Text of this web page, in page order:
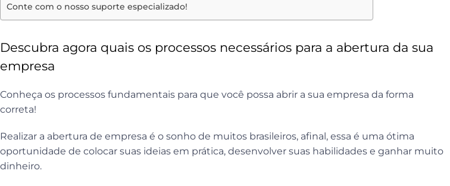
Conte com o nosso suporte especializado!
Descubra agora quais os processos necessários para a abertura da sua
empresa
Conheça os processos fundamentais para que você possa abrir a sua empresa da forma
correta!
Realizar a abertura de empresa é o sonho de muitos brasileiros, afinal, essa é uma ótima
oportunidade de colocar suas ideias em prática, desenvolver suas habilidades e ganhar muito
dinheiro.